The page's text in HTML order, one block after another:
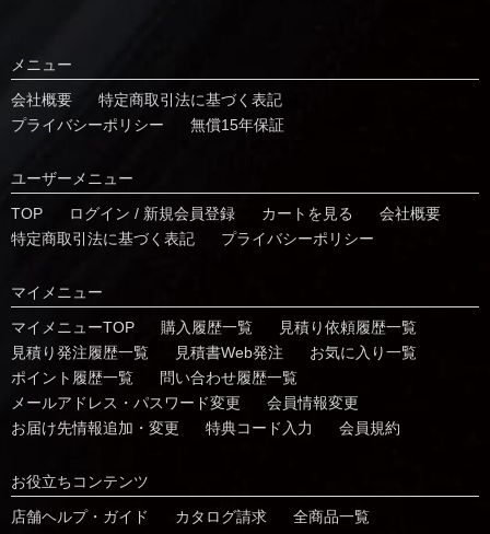
メニュー
会社概要
特定商取引法に基づく表記
プライバシーポリシー
無償15年保証
ユーザーメニュー
TOP
ログイン / 新規会員登録 カートを見る
会社概要
特定商取引法に基づく表記
プライバシーポリシー
マイメニュー
マイメニューTOP
購入履歴一覧
⾒積り依頼履歴⼀覧
⾒積り発注履歴⼀覧
見積書Web発注
お気に⼊り⼀覧
ポイント履歴⼀覧
問い合わせ履歴⼀覧
メールアドレス・パスワード変更
会員情報変更
お届け先情報追加・変更
特典コード⼊⼒ 会員規約
お役⽴ちコンテンツ
店舗ヘルプ・ガイド
カタログ請求 全商品一覧